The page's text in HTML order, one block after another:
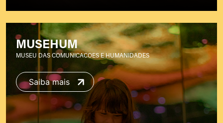
MUSEHUM
MUSEU DAS COMUNICACOES E HUMANIDADES
Saiba mais